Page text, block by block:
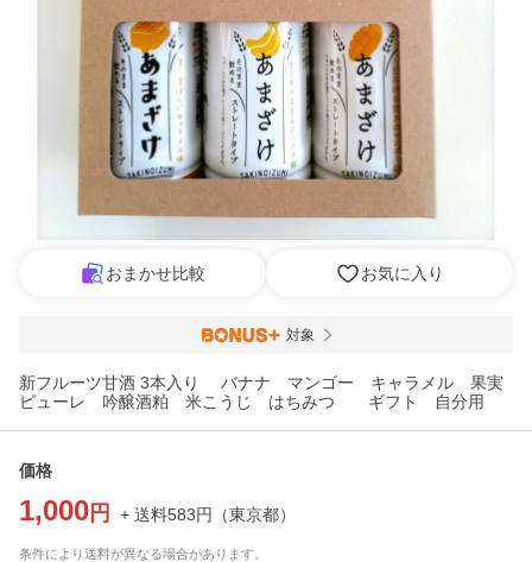
おまかせ比較 お気に入り
対象
新フルーツ甘酒 3本入り バナナ マンゴー キャラメル 果実
ピューレ 吟醸酒粕 米こうじ はちみつ ギフト 自分用
価格
1,000 円 + 送料583円 （東京都）
条件により送料が異なる場合があります。